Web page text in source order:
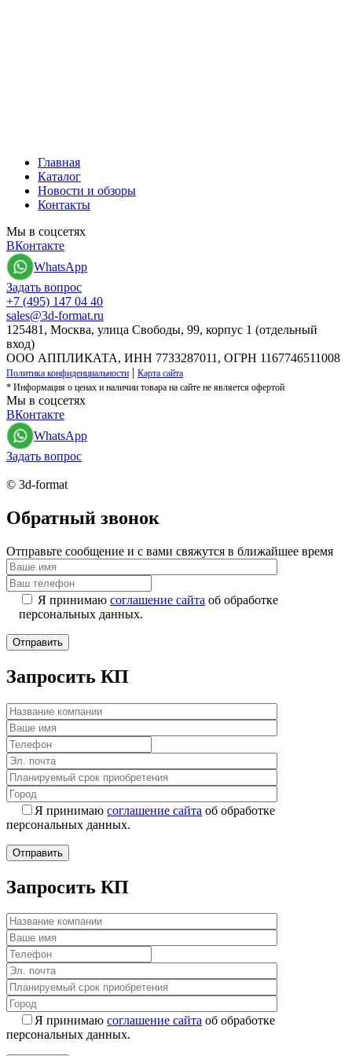
Главная
Каталог
Новости и обзоры
Контакты
Мы в соцсетях
ВКонтакте
WhatsApp
Задать вопрос
+7 (495) 147 04 40
sales@3d-format.ru
125481, Москва, улица Свободы, 99, корпус 1 (отдельный
вход)
ООО АППЛИКАТА, ИНН 7733287011, ОГРН 1167746511008
Политика конфиденциальности | Карта сайта
* Информация о ценах и наличии товара на сайте не является офертой
Мы в соцсетях
ВКонтакте
WhatsApp
Задать вопрос
© 3d-format
Обратный звонок
Отправьте сообщение и с вами свяжутся в ближайшее время
Я принимаю соглашение сайта об обработке
персональных данных.
Запросить КП
Я принимаю соглашение сайта об обработке
персональных данных.
Запросить КП
Я принимаю соглашение сайта об обработке
персональных данных.